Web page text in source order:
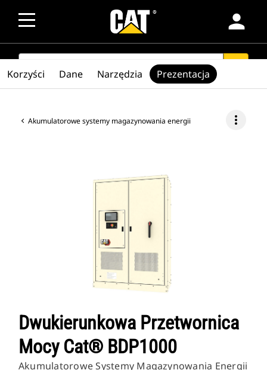
person
SEARCH
Akumulatorowe systemy magazynowania energii more_vert
Dwukierunkowa Przetwornica
Mocy Cat® BDP1000
Akumulatorowe Systemy Magazynowania Energii
Korzyści Dane Narzędzia Prezentacja